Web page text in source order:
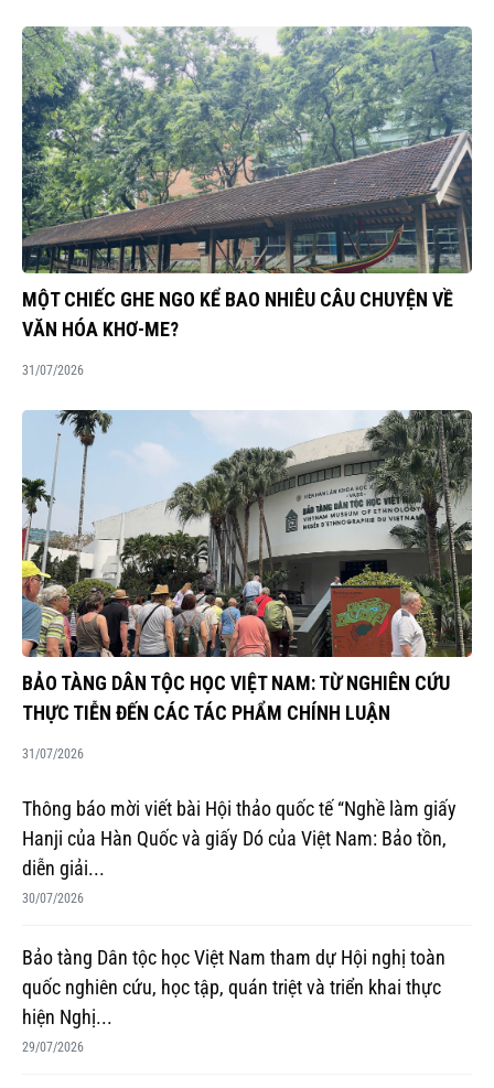
MỘT CHIẾC GHE NGO KỂ BAO NHIÊU CÂU CHUYỆN VỀ
VĂN HÓA KHƠ-ME?
31/07/2026
BẢO TÀNG DÂN TỘC HỌC VIỆT NAM: TỪ NGHIÊN CỨU
THỰC TIỄN ĐẾN CÁC TÁC PHẨM CHÍNH LUẬN
31/07/2026
Thông báo mời viết bài Hội thảo quốc tế “Nghề làm giấy
Hanji của Hàn Quốc và giấy Dó của Việt Nam: Bảo tồn,
diễn giải...
30/07/2026
Bảo tàng Dân tộc học Việt Nam tham dự Hội nghị toàn
quốc nghiên cứu, học tập, quán triệt và triển khai thực
hiện Nghị...
29/07/2026